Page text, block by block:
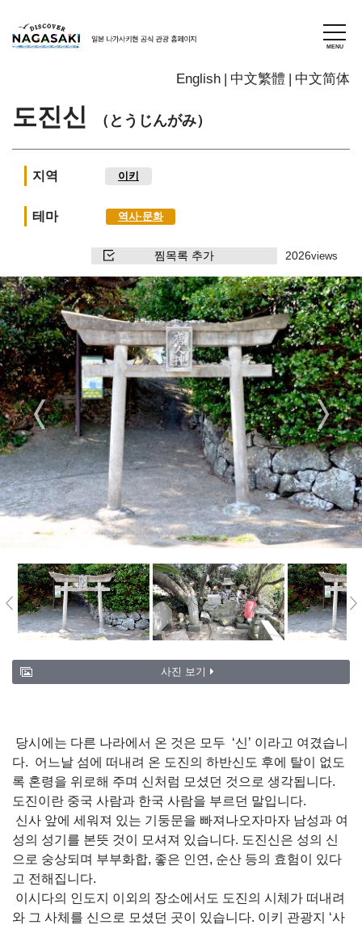
English 中文繁體 中文简体
도진신 （とうじんがみ）
지역 이키
테마 역사∙문화
찜목록 추가 2026views
사진 보기
당시에는 다른 나라에서 온 것은 모두 ‘신’ 이라고 여겼습니
다. 어느날 섬에 떠내려 온 도진의 하반신도 후에 탈이 없도
록 혼령을 위로해 주며 신처럼 모셨던 것으로 생각됩니다.
도진이란 중국 사람과 한국 사람을 부르던 말입니다.
신사 앞에 세워져 있는 기둥문을 빠져나오자마자 남성과 여
성의 성기를 본뜻 것이 모셔져 있습니다. 도진신은 성의 신
으로 숭상되며 부부화합, 좋은 인연, 순산 등의 효험이 있다
고 전해집니다.
이시다의 인도지 이외의 장소에서도 도진의 시체가 떠내려
와 그 사체를 신으로 모셨던 곳이 있습니다. 이키 관광지 ‘사